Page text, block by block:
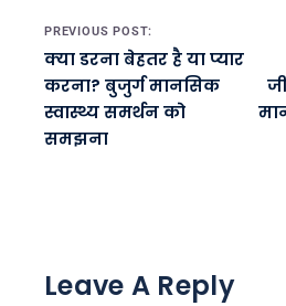
Post navigation
PREVIOUS POST:
क्या डरना बेहतर है या प्यार
करना? बुजुर्ग मानसिक
स्वास्थ्य समर्थन को
समझना
Leave A Reply